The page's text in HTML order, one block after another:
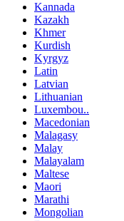
Kannada
Kazakh
Khmer
Kurdish
Kyrgyz
Latin
Latvian
Lithuanian
Luxembou..
Macedonian
Malagasy
Malay
Malayalam
Maltese
Maori
Marathi
Mongolian